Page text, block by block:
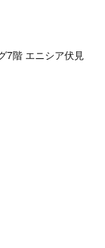
7階 エニシア伏見